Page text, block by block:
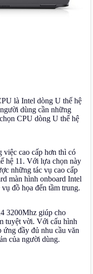
là Intel dòng U thế hệ
dùng cần những
CPU dòng U thế hệ
cao cấp hơn thì có
hệ 11. Với lựa chọn này
những tác vụ cao cấp
màn hình onboard Intel
đồ họa đến tầm trung.
3200Mhz giúp cho
tuyệt vời. Với cấu hình
ứng đầy đủ nhu cầu văn
của người dùng.